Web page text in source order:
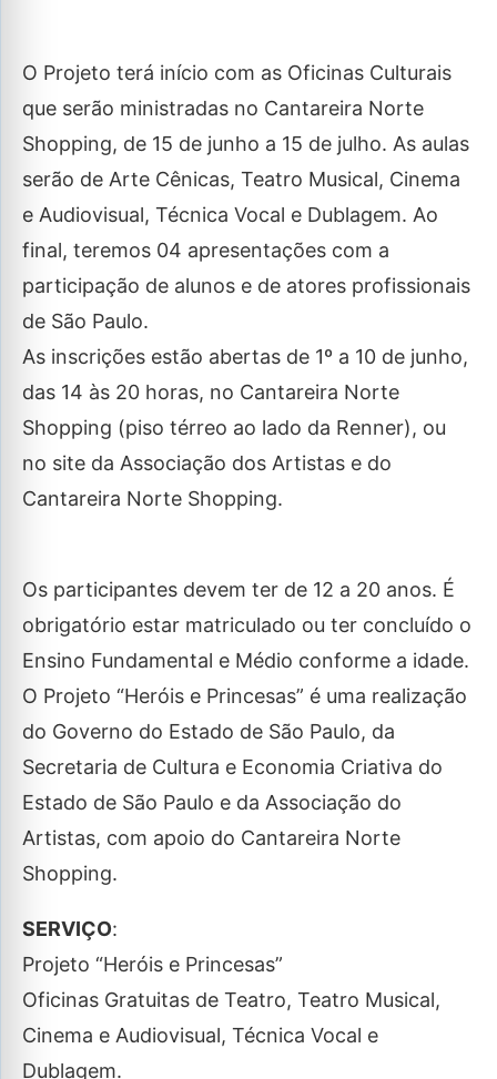
O Projeto terá início com as Oficinas Culturais
que serão ministradas no Cantareira Norte
Shopping, de 15 de junho a 15 de julho. As aulas
serão de Arte Cênicas, Teatro Musical, Cinema
e Audiovisual, Técnica Vocal e Dublagem. Ao
final, teremos 04 apresentações com a
participação de alunos e de atores profissionais
de São Paulo.
As inscrições estão abertas de 1º a 10 de junho,
das 14 às 20 horas, no Cantareira Norte
Shopping (piso térreo ao lado da Renner), ou
no site da Associação dos Artistas e do
Cantareira Norte Shopping.
Os participantes devem ter de 12 a 20 anos. É
obrigatório estar matriculado ou ter concluído o
Ensino Fundamental e Médio conforme a idade.
O Projeto “Heróis e Princesas” é uma realização
do Governo do Estado de São Paulo, da
Secretaria de Cultura e Economia Criativa do
Estado de São Paulo e da Associação do
Artistas, com apoio do Cantareira Norte
Shopping.
SERVIÇO:
Projeto “Heróis e Princesas”
Oficinas Gratuitas de Teatro, Teatro Musical,
Cinema e Audiovisual, Técnica Vocal e
Dublagem.